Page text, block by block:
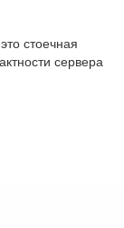
стоечная
сервера